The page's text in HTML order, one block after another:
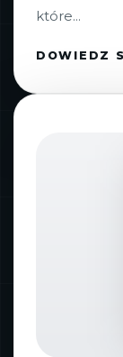
które...
DOWIEDZ